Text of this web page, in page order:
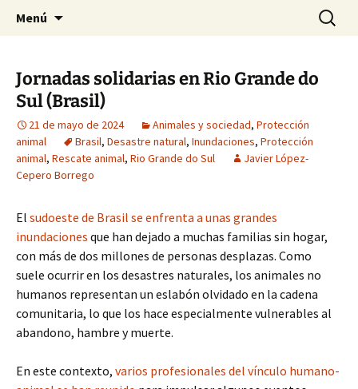
HABIER – Vínculo humano-
animal: Intervenciones,
Formación e Investigación
HABIER – Human-animal bond in
interventions, education & research
Menú Buscar:
Jornadas solidarias en Rio Grande do
Sul (Brasil)
21 de mayo de 2024 Animales y sociedad, Protección
animal
Brasil, Desastre natural, Inundaciones, Protección
animal, Rescate animal, Rio Grande do Sul
Javier López-
Cepero Borrego
El sudoeste de Brasil se enfrenta a unas grandes
inundaciones que han dejado a muchas familias sin hogar,
con más de dos millones de personas desplazas. Como
suele ocurrir en los desastres naturales, los animales no
humanos representan un eslabón olvidado en la cadena
comunitaria, lo que los hace especialmente vulnerables al
abandono, hambre y muerte.
En este contexto, varios profesionales del vínculo humano-